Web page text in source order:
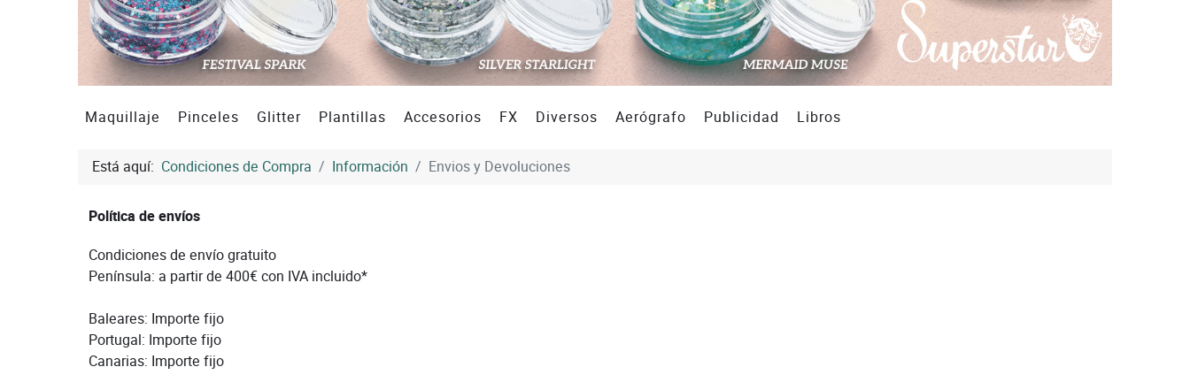
Maquillaje Pinceles Glitter Plantillas Accesorios FX Diversos Aerógrafo Publicidad Libros
Está aquí: Condiciones de Compra Información Envios y Devoluciones
Política de envíos
Condiciones de envío gratuito
Península: a partir de 400€ con IVA incluido*
Baleares: Importe fijo
Portugal: Importe fijo
Canarias: Importe fijo